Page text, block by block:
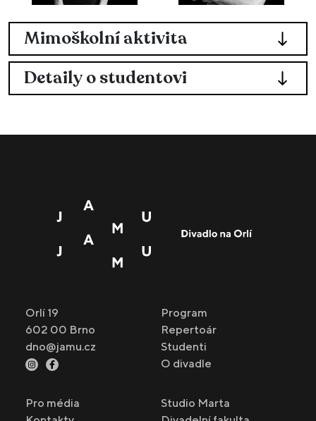
Mimoškolní aktivita
Detaily o studentovi
Orlí 19
602 00 Brno
dno@jamu.cz
Program
Repertoár
Studenti
O divadle
Pro média
Studio Marta